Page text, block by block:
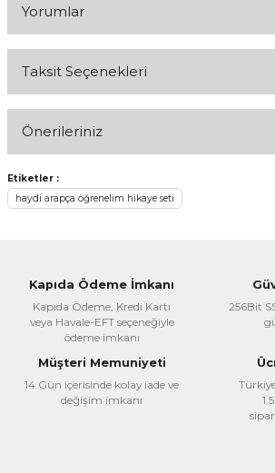
Yorumlar
Taksit Seçenekleri
Önerileriniz
Bu ürünün fiyat bilgisi, resim, ürün
konularda yetersiz gördüğünüz noktaları
kullanarak tarafımıza iletebilirsiniz.
Ürün resmi kalitesiz, bozuk veya
Ürün açıklamasında eksik bilgiler
Ürün bilgilerinde hatalar bulunuyor.
Etiketler :
haydi arapça öğrenelim hikaye seti
Kapıda Ödeme İmkanı
Kapıda Ödeme, Kredi Kartı
veya Havale-EFT seçeneğiyle
ödeme imkanı
256Bit
Müşteri Memuniyeti
14 Gün içerisinde kolay iade ve
değişim imkanı